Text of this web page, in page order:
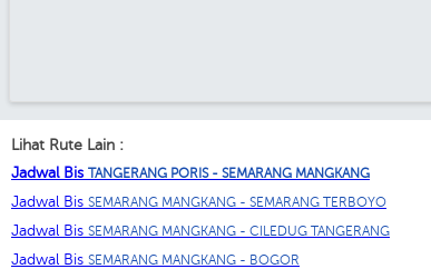
Lihat Rute Lain :
Jadwal Bis TANGERANG PORIS - SEMARANG MANGKANG
Jadwal Bis SEMARANG MANGKANG - SEMARANG TERBOYO
Jadwal Bis SEMARANG MANGKANG - CILEDUG TANGERANG
Jadwal Bis SEMARANG MANGKANG - BOGOR